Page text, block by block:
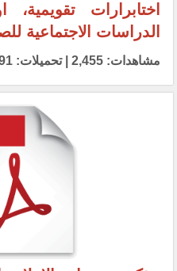
اختابرارات
الدراسات الاجتماعية
مشاهدات: 2,455 | تحميلات: 491 | 01/11/2020 02:18 pm